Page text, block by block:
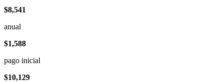
$8,541
anual
$1,588
pago inicial
$10,129